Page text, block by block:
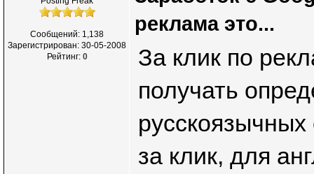
Сообщений: 1,138
Зарегистрирован: 30-05-2008
Рейтинг: 0
реклама это...
За клик по
получать
за клик, для